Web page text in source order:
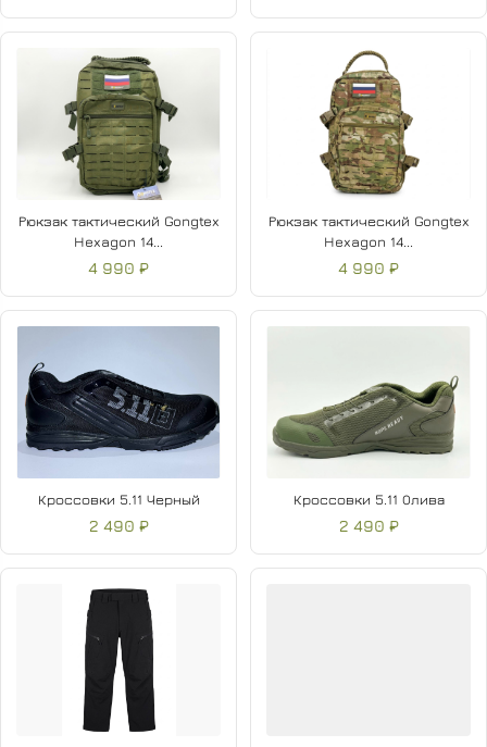
Рюкзак тактический Gongtex
Hexagon 14...
4 990 ₽
Рюкзак тактический Gongtex
Hexagon 14...
4 990 ₽
Кроссовки 5.11 Черный
2 490 ₽
Кроссовки 5.11 Олива
2 490 ₽